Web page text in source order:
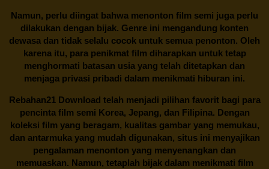
Namun, perlu diingat bahwa menonton film semi juga perlu
dilakukan dengan bijak. Genre ini mengandung konten
dewasa dan tidak selalu cocok untuk semua penonton. Oleh
karena itu, para penikmat film diharapkan untuk tetap
menghormati batasan usia yang telah ditetapkan dan
menjaga privasi pribadi dalam menikmati hiburan ini.
Rebahan21Download telah menjadi pilihan favorit bagi para
pencinta film semi Korea, Jepang, dan Filipina. Dengan
koleksi film yang beragam, kualitas gambar yang memukau,
dan antarmuka yang mudah digunakan, situs ini menyajikan
pengalaman menonton yang menyenangkan dan
memuaskan. Namun, tetaplah bijak dalam menikmati film